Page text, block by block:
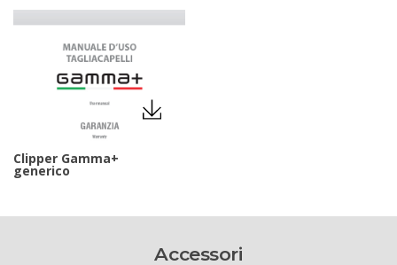
Clipper Gamma+
generico
Accessori